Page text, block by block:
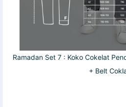
Ramadan Set 7 : Koko Cokelat
+ Belt